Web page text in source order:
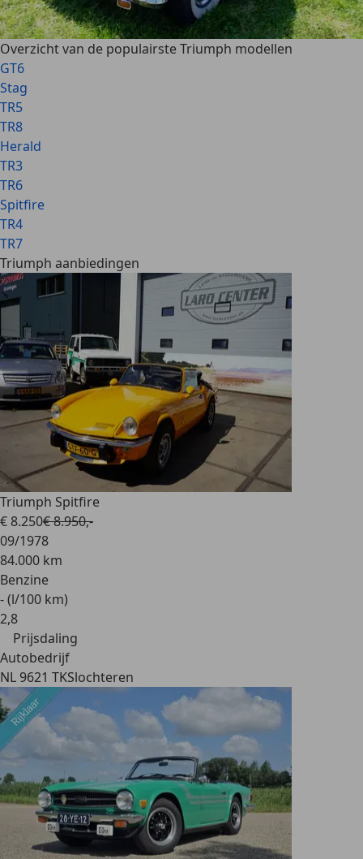
Overzicht van de populairste Triumph modellen
GT6
Stag
TR5
TR8
Herald
TR3
TR6
Spitfire
TR4
TR7
Triumph aanbiedingen
Triumph Spitfire
€ 8.250€ 8.950,-
09/1978
84.000 km
Benzine
- (l/100 km)
2,8
Prijsdaling
Autobedrijf
NL 9621 TKSlochteren